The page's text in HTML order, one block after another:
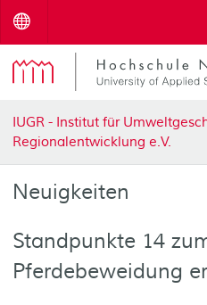
IUGR - Institut für
Regionalentwicklung e.V.
Neuigkeiten
Standpunkte 14
Pferdebeweidung